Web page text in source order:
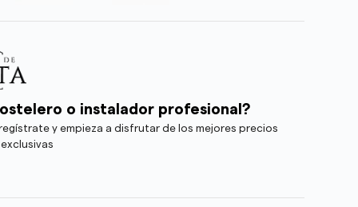
o instalador profesional?
y empieza a disfrutar de los mejores precios